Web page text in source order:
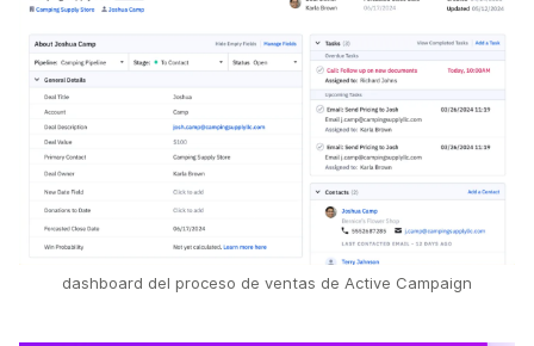
dashboard del proceso de ventas de Active Campaign